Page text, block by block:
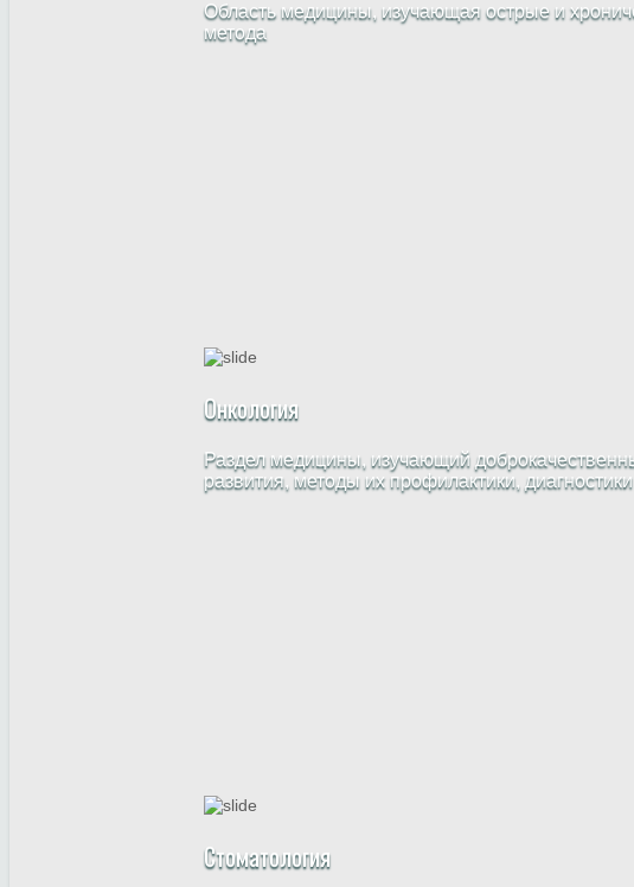
Область медицины, изучающая острые и
метода
Онкология
Раздел медицины, изучающий
развития, методы их профилактики,
Стоматология